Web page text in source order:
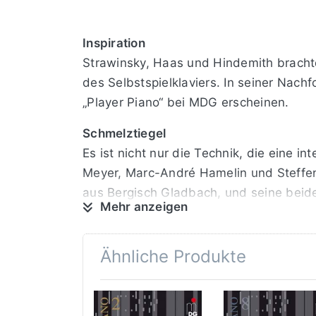
Inspiration
Strawinsky, Haas und Hindemith
des Selbstspielklaviers. In seiner
„Player Piano“ bei MDG erscheinen.
Schmelztiegel
Es ist nicht nur die Technik, die eine
Meyer, Marc-André Hamelin und
aus Bergisch Gladbach, und seine
fantastischen Klangwelten mit Hilfe
Feuerwerk
Und darin liegt das Faszinosum: Mehr
Möglichkeiten bietet die rund 100
unterschiedlichsten Bereichen der
Mehr anzeigen
Ähnliche Produkte